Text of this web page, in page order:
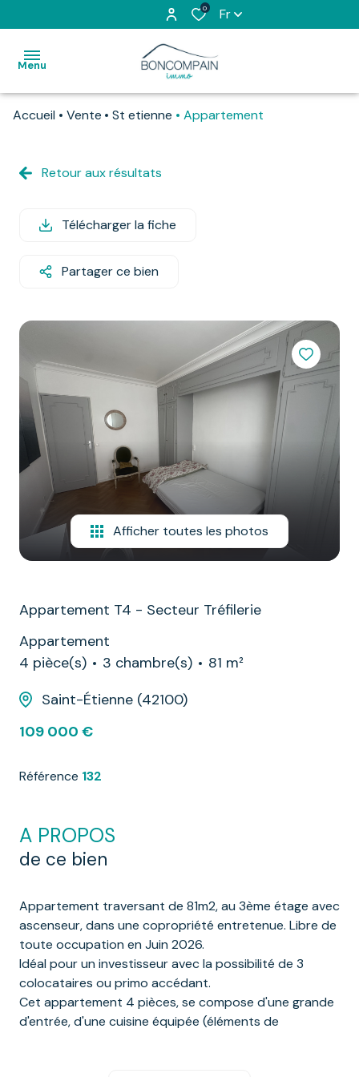
0 Fr
Menu
l'agence
devenez
d'affaires
estimation
location
nous
Accueil Vente St etienne Appartement
Retour aux résultats
Télécharger la fiche
Partager ce bien
Afficher toutes les photos
Appartement T4 - Secteur Tréfilerie
Appartement
4 pièce(s)
3 chambre(s)
81 m²
Saint-Étienne (42100)
109 000 €
Référence 132
A PROPOS
de ce bien
Appartement traversant de 81m2, au 3ème étage avec
ascenseur, dans une copropriété entretenue. Libre de
toute occupation en Juin 2026.
Idéal pour un investisseur avec la possibilité de 3
colocataires ou primo accédant.
Cet appartement 4 pièces, se compose d'une grande
d'entrée, d'une cuisine équipée (éléments de